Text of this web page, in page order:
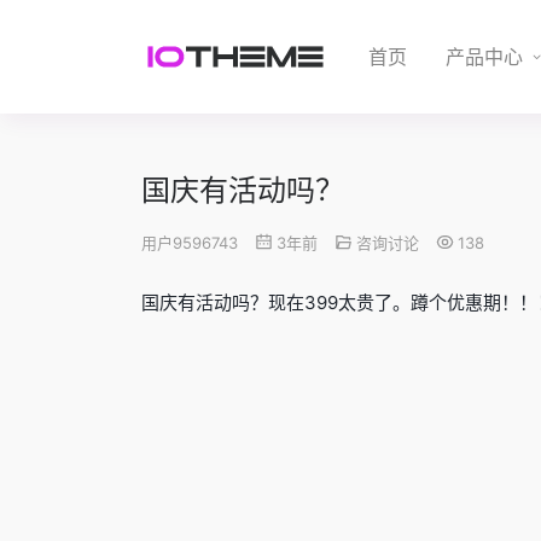
首页 产品中心
国庆有活动吗？
用户9596743 3年前 咨询讨论 138
国庆有活动吗？现在399太贵了。蹲个优惠期！